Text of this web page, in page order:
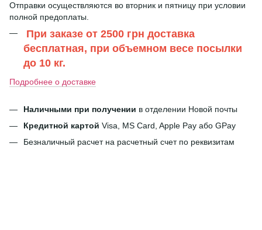
Отправки осуществляются во вторник и пятницу при условии
полной предоплаты.
При заказе от 2500 грн доставка
бесплатная, при объемном весе посылки
до 10 кг.
Подробнее о доставке
Наличными при получении в отделении Новой почты
Кредитной картой Visa, MS Card, Apple Pay або GPay
Безналичный расчет на расчетный счет по реквизитам